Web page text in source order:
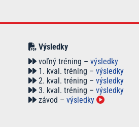
Výsledky
voľný tréning – výsledky
1. kval. tréning – výsledky
2. kval. tréning – výsledky
3. kval. tréning – výsledky
závod – výsledky